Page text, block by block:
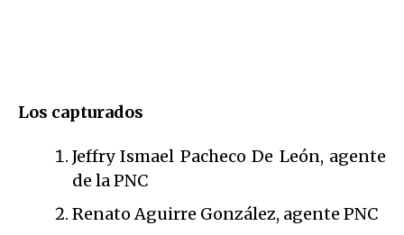
Los capturados
Jeffry Ismael Pacheco De León, agente
de la PNC
Renato Aguirre González, agente PNC